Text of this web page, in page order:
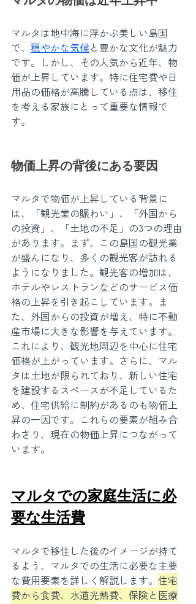
マルタは地中海に浮かぶ美しい島国
で、 穏やかな気候と豊かな文化が魅力
です。しかし、その人気から近年、物
価が上昇しています。特に住宅費や日
用品の価格が高騰している点は、移住
を考える家族にとって重要な情報で
す。
物価上昇の背後にある要因
マルタで物価が上昇している背景に
は、「観光業の賑わい」、「外国から
の投資」、「土地の不足」の3つの理由
があります。まず、この島国の観光業
が盛んになり、多くの観光客が訪れる
ようになりました。観光客の増加は、
ホテルやレストランなどのサービス価
格の上昇を引き起こしています。ま
た、外国からの投資が増え、特に不動
産市場に大きな影響を与えています。
これにより、観光地周辺を中心に住宅
価格が上がっています。さらに、マル
タは土地が限られており、新しい住宅
を建設するスペースが不足しているた
め、住宅供給に制約があるのも物価上
昇の一因です。これらの要素が組み合
わさり、現在の物価上昇につながって
います。
マルタでの家庭生活に必
要な生活費
マルタで移住した後のイメージが持て
るよう、マルタでの生活に必要な主要
な費用要素を詳しく解説します。 住宅
費から食費、水道光熱費、保険と医療